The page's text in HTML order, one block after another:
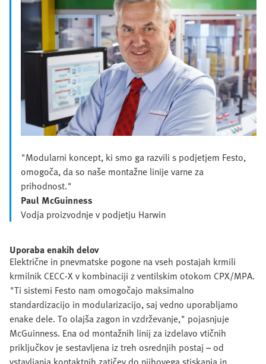
"Modularni koncept, ki smo ga razvili s podjetjem Festo,
omogoča, da so naše montažne linije varne za
prihodnost."
Paul McGuinness
Vodja proizvodnje v podjetju Harwin
Uporaba enakih delov
Električne in pnevmatske pogone na vseh postajah krmili
krmilnik CECC-X v kombinaciji z ventilskim otokom CPX/MPA.
"Ti sistemi Festo nam omogočajo maksimalno
standardizacijo in modularizacijo, saj vedno uporabljamo
enake dele. To olajša zagon in vzdrževanje," pojasnjuje
McGuinness. Ena od montažnih linij za izdelavo vtičnih
priključkov je sestavljena iz treh osrednjih postaj – od